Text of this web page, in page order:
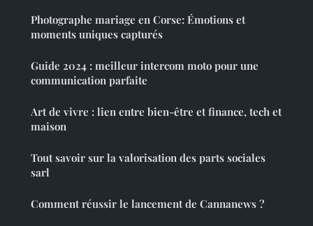
Photographe mariage en Corse: Émotions et
moments uniques capturés
Guide 2024 : meilleur intercom moto pour une
communication parfaite
Art de vivre : lien entre bien-être et finance, tech et
maison
Tout savoir sur la valorisation des parts sociales
sarl
Comment réussir le lancement de Cannanews ?